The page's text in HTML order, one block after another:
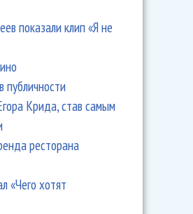
показали клип «Я не
публичности
Крида, став самым
ресторана
«Чего хотят